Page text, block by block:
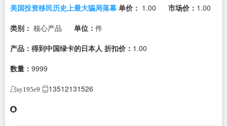
美国投资移民历史上最大骗局落幕 单价： 1.00 市场价： 1.00
类别： 核心产品 单位： 件
产品：得到中国绿卡的日本人 折扣价： 1.00
数量： 9999
sy195e9 13512131526